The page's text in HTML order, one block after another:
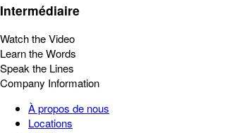
Intermédiaire
Watch the Video
Learn the Words
Speak the Lines
Company Information
À propos de nous
Locations